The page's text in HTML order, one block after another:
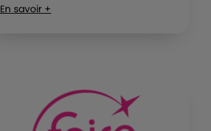
En savoir +